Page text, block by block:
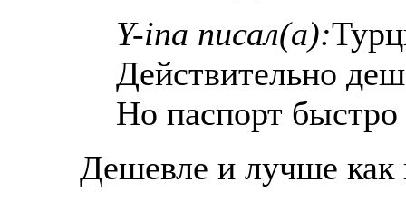
Y-ina писал(а):
Действительно
Но паспорт быстро
Дешевле и лучше как